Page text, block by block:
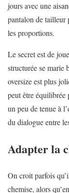
jours avec une
pantalon de tailleur
les proportions.
Le secret est de
structurée se marie
oversize est plus
peut être
un peu de tenue à
du dialogue entre
Adapter la
On croit parfois
chemise, alors